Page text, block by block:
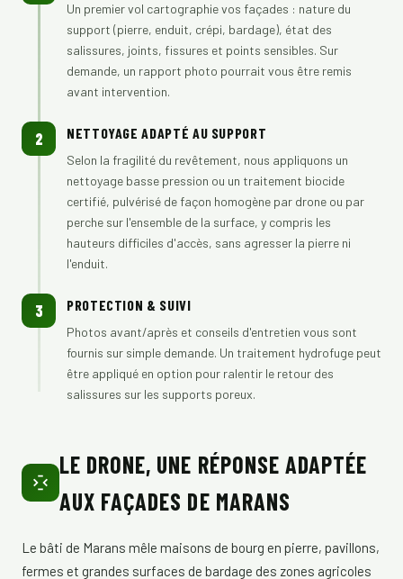
Un premier vol cartographie vos façades : nature du
support (pierre, enduit, crépi, bardage), état des
salissures, joints, fissures et points sensibles. Sur
demande, un rapport photo pourrait vous être remis
avant intervention.
2 NETTOYAGE ADAPTÉ AU SUPPORT
Selon la fragilité du revêtement, nous appliquons un
nettoyage basse pression ou un traitement biocide
certifié, pulvérisé de façon homogène par drone ou par
perche sur l'ensemble de la surface, y compris les
hauteurs difficiles d'accès, sans agresser la pierre ni
l'enduit.
3 PROTECTION & SUIVI
Photos avant/après et conseils d'entretien vous sont
fournis sur simple demande. Un traitement hydrofuge peut
être appliqué en option pour ralentir le retour des
salissures sur les supports poreux.
LE DRONE, UNE RÉPONSE ADAPTÉE
AUX FAÇADES DE MARANS
Le bâti de Marans mêle maisons de bourg en pierre, pavillons,
fermes et grandes surfaces de bardage des zones agricoles